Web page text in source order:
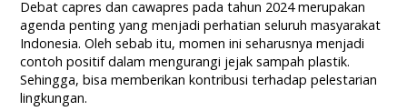
Debat capres dan cawapres pada tahun 2024 merupakan
agenda penting yang menjadi perhatian seluruh masyarakat
Indonesia. Oleh sebab itu, momen ini seharusnya menjadi
contoh positif dalam mengurangi jejak sampah plastik.
Sehingga, bisa memberikan kontribusi terhadap pelestarian
lingkungan.